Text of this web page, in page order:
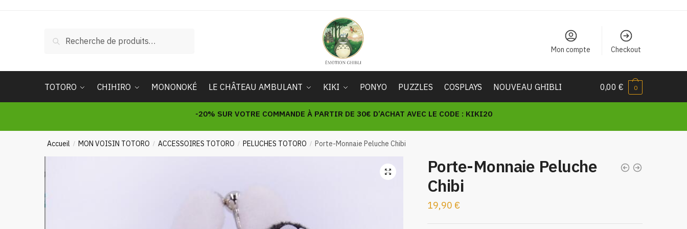
pour :
Recherche
Mon compte Checkout
TOTORO CHIHIRO MONONOKÉ LE CHÂTEAU AMBULANT KIKI PONYO PUZZLES COSPLAYS NOUVEAU GHIBLI 0,00€ 0
-20% SUR VOTRE COMMANDE À PARTIR DE 30€ D’ACHAT AVEC LE CODE : KIKI20
Accueil / MON VOISIN TOTORO / ACCESSOIRES TOTORO / PELUCHES TOTORO / Porte-Monnaie Peluche Chibi
🔍
Porte-Monnaie Peluche
Chibi
19,90 €